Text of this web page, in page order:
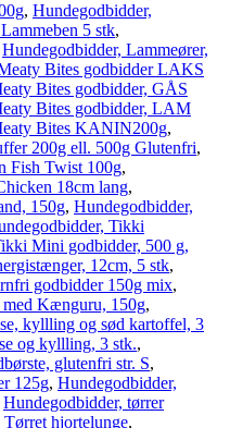
, Hundegodbidder,
5 stk,
Hundegodbidder, Lammeører,
Bites godbidder LAKS
Bites godbidder, GÅS
Bites godbidder, LAM
Bites KANIN200g,
200g ell. 500g Glutenfri,
Fish Twist 100g,
18cm lang,
150g, Hundegodbidder,
Tikki
Mini godbidder, 500 g,
12cm, 5 stk,
godbidder 150g mix,
med Kænguru, 150g,
kyllling og sød kartoffel, 3
og kyllling, 3 stk.,
glutenfri str. S,
125g, Hundegodbidder,
Hundegodbidder, tørrer
hjortelunge,